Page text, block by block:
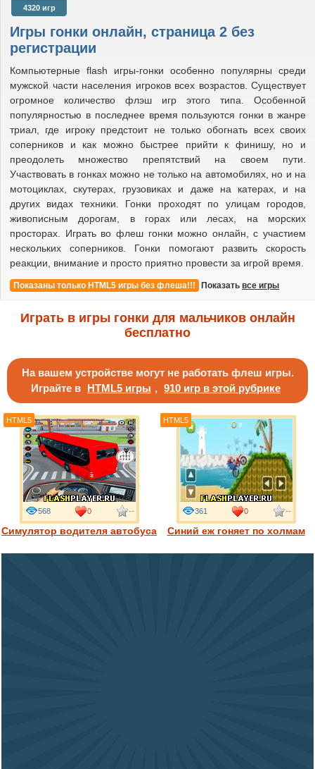
танки
тракторы
Игры гонки онлайн, страница 2 без
регистрации
Компьютерные flash игры-гонки особенно популярны среди
мужской части населения игроков всех возрастов. Существует
огромное количество флэш игр этого типа. Особенной
популярностью в последнее время пользуются гонки в жанре
триал, где игроку предстоит не только обогнать всех своих
соперников и как можно быстрее прийти к финишу, но и
преодолеть множество препятствий на своем пути.
Участвовать в гонках можно не только на автомобилях, но и на
мотоциклах, скутерах, грузовиках и даже на катерах, и на
других видах техники. Гонки проходят по улицам городов,
живописным дорогам, в горах или лесах, на морских
просторах. Играть во флеш гонки можно онлайн, с участием
нескольких соперников. Гонки помогают развить скорость
реакции, внимание и просто приятно провести за игрой время.
Показаны только HTML5 игры без флеша!!! Показать все игры
4320 игр
Играть в игры гонки для мальчиков онлайн
бесплатно
На вашем устройстве могут не работать флеш игры.
Играйте в HTML5 игры , 910 игр в этой рубрике
Симулятор водителя автобуса
568 0 --
HTML5
Синий еж гоняет по холмам
361 0 --
HTML5